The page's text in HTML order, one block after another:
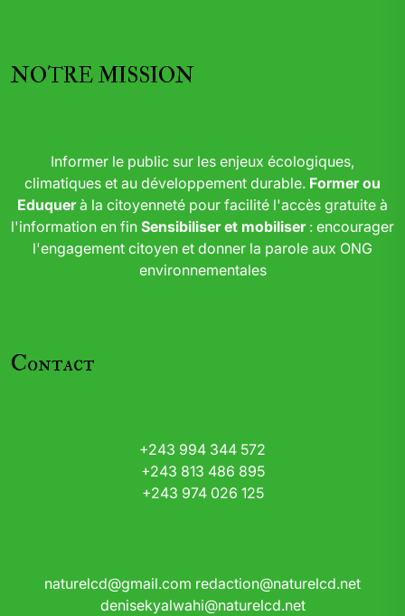
NOTRE MISSION
Informer le public sur les enjeux écologiques,
climatiques et au développement durable. Former ou
Eduquerà la citoyenneté pour facilité l'accès gratuite à
l'information en fin Sensibiliser et mobiliser: encourager
l'engagement citoyen et donner la parole aux ONG
environnementales
Contact
+243 994 344 572
+243 813 486 895
+243 974 026 125
naturelcd@gmail.com redaction@naturelcd.net
denisekyalwahi@naturelcd.net